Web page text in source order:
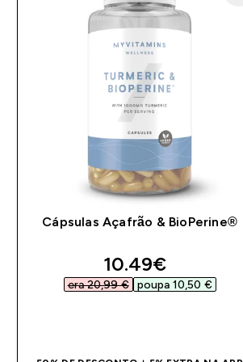
Cápsulas Açafrão & BioPerine®
discounted price
10.49€‎
era 20,99 €‎ poupa 10,50 €‎